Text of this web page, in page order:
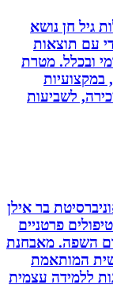
חן נושא
תוצאות
מטרת
לשביעות
בר אילן
פרטניים
מאבחנת
עצמית